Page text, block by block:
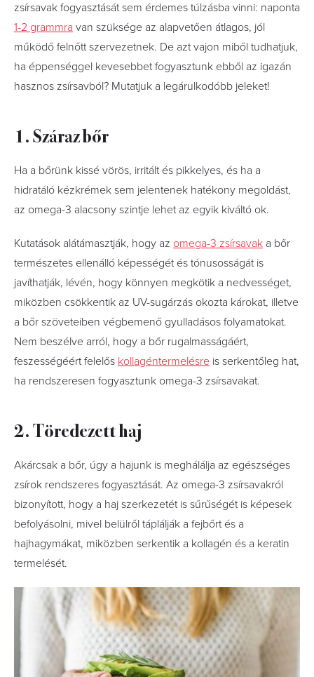
zsírsavak fogyasztását sem érdemes túlzásba vinni: naponta
1-2 grammra van szüksége az alapvetően átlagos, jól
működő felnőtt szervezetnek. De azt vajon miből tudhatjuk,
ha éppenséggel kevesebbet fogyasztunk ebből az igazán
hasznos zsírsavból? Mutatjuk a legárulkodóbb jeleket!
1. Száraz bőr
Ha a bőrünk kissé vörös, irritált és pikkelyes, és ha a
hidratáló kézkrémek sem jelentenek hatékony megoldást,
az omega-3 alacsony szintje lehet az egyik kiváltó ok.
Kutatások alátámasztják, hogy az omega-3 zsírsavak a bőr
természetes ellenálló képességét és tónusosságát is
javíthatják, lévén, hogy könnyen megkötik a nedvességet,
miközben csökkentik az UV-sugárzás okozta károkat, illetve
a bőr szöveteiben végbemenő gyulladásos folyamatokat.
Nem beszélve arról, hogy a bőr rugalmasságáért,
feszességéért felelős kollagéntermelésre is serkentőleg hat,
ha rendszeresen fogyasztunk omega-3 zsírsavakat.
2. Töredezett haj
Akárcsak a bőr, úgy a hajunk is meghálálja az egészséges
zsírok rendszeres fogyasztását. Az omega-3 zsírsavakról
bizonyított, hogy a haj szerkezetét is sűrűségét is képesek
befolyásolni, mivel belülről táplálják a fejbőrt és a
hajhagymákat, miközben serkentik a kollagén és a keratin
termelését.